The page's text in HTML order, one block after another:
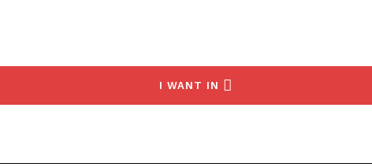
I WANT IN